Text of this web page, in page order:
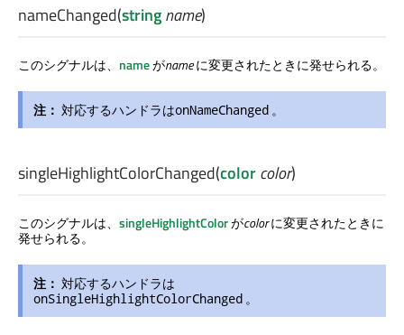
nameChanged(stringname)
このシグナルは、 nameがnameに変更されたときに発せられる。
注： 対応するハンドラはonNameChanged 。
singleHighlightColorChanged(colorcolor)
このシグナルは、 singleHighlightColorがcolorに変更されたときに
発せられる。
注： 対応するハンドラは
onSingleHighlightColorChanged 。